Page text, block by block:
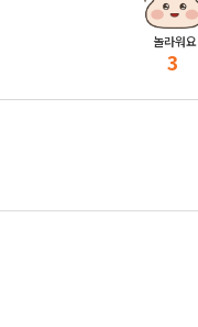
놀라워요
3